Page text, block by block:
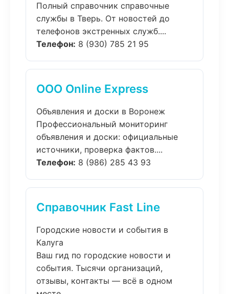
Полный справочник справочные
службы в Тверь. От новостей до
телефонов экстренных служб....
Телефон: 8 (930) 785 21 95
ООО Online Express
Объявления и доски в Воронеж
Профессиональный мониторинг
объявления и доски: официальные
источники, проверка фактов....
Телефон: 8 (986) 285 43 93
Справочник Fast Line
Городские новости и события в
Калуга
Ваш гид по городские новости и
события. Тысячи организаций,
отзывы, контакты — всё в одном